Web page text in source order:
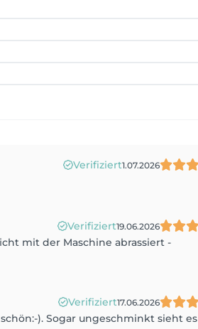
Verifiziert1.07.2026
Verifiziert19.06.2026
mit der Maschine abrassiert -
Verifiziert17.06.2026
). Sogar ungeschminkt sieht es